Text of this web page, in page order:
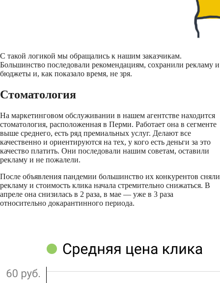
С такой логикой мы обращались к нашим заказчикам.
Большинство последовали рекомендациям, сохранили рекламу и
бюджеты и, как показало время, не зря.
Стоматология
На маркетинговом обслуживании в нашем агентстве находится
стоматология, расположенная в Перми. Работает она в сегменте
выше среднего, есть ряд премиальных услуг. Делают все
качественно и ориентируются на тех, у кого есть деньги за это
качество платить. Они последовали нашим советам, оставили
рекламу и не пожалели.
После объявления пандемии большинство их конкурентов сняли
рекламу и стоимость клика начала стремительно снижаться. В
апреле она снизилась в 2 раза, в мае — уже в 3 раза
относительно докарантинного периода.